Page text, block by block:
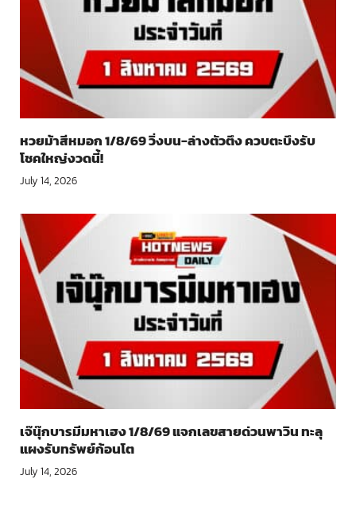
หวยม้าสีหมอก 1/8/69 วิ่งบน-ล่างตัวตึง ควบตะบึงรับ
โชคใหญ่งวดนี้!
July 14, 2026
เจ๊นุ๊กบารมีมหาเฮง 1/8/69 แจกเลขสายด่วนพาวิน ทะลุ
แผงรับทรัพย์ก้อนโต
July 14, 2026